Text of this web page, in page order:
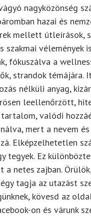
nagyközönség
hazai és
mellett útleírások,
szakmai vélemények
fókuszálva a
strandok témájára.
nélküli anyag,
leellenőrzött,
tartalom, valódi
mert a nevem
Elképzelhetetlen
tegyek. Ez
a netes zajban.
tagja az utazást
kövesd az
on és várunk